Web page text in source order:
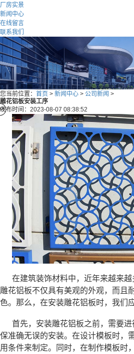
厂房实景
新闻中心
在线留言
联系我们
您当前位置： 首页 > 新闻中心 > 公司新闻 >
雕花铝板安装工序
发布时间：2023-08-07 08:38:52
在建筑装饰材料中，近年来越来越
雕花铝板不仅具有美观的外观，而且
色。那么，在安装雕花铝板时，我们
首先，安装雕花铝板之前，需要
保准确无误的安装。在设计模板时，
用条件来制定。同时，在制作模板时